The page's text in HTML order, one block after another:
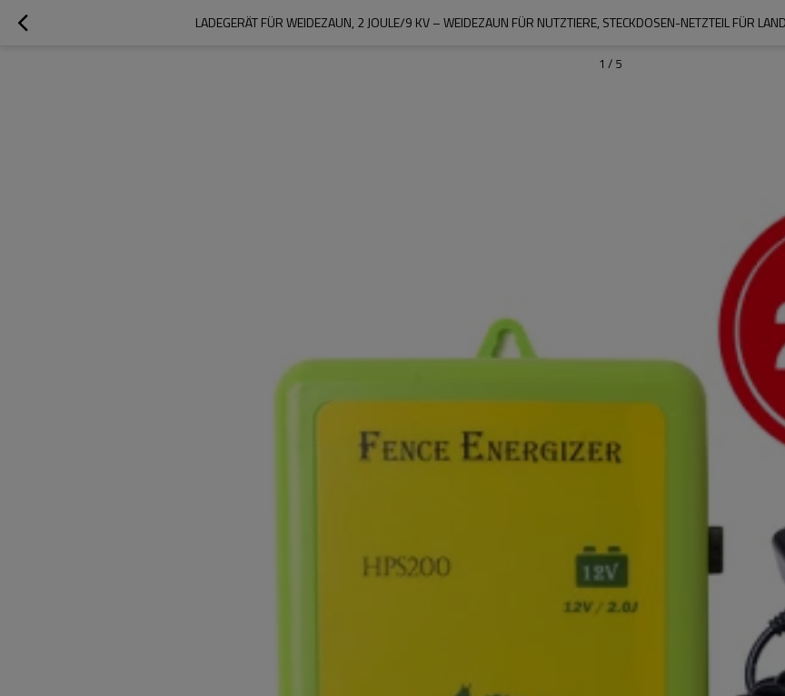
LADEGERÄT FÜR WEIDEZAUN, 2 JOULE/9 KV – WEIDEZAUN FÜR NUTZTIERE, STECKDOSEN-NETZTEIL FÜR
1 / 5